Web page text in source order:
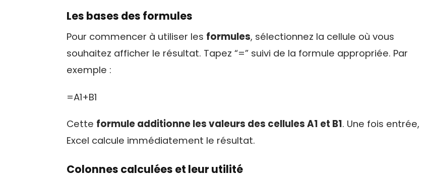
Les bases des formules
Pour commencer à utiliser les formules, sélectionnez la cellule où vous
souhaitez afficher le résultat. Tapez “=” suivi de la formule appropriée. Par
exemple :
=A1+B1
Cette formule additionne les valeurs des cellules A1 et B1. Une fois entrée,
Excel calcule immédiatement le résultat.
Colonnes calculées et leur utilité